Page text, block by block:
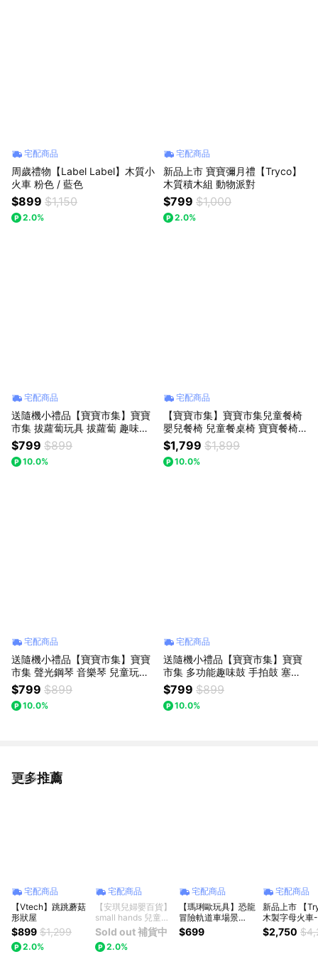
宅配商品
周歲禮物【Label Label】木質小
火車 粉色 / 藍色
$899 $1,150
2.0%
宅配商品
新品上市 寶寶彌月禮【Tryco】
木質積木組 動物派對
$799 $1,000
2.0%
宅配商品
送隨機小禮品【寶寶市集】寶寶
市集 拔蘿蔔玩具 拔蘿蔔 趣味拔
蘿蔔 九孔拔蘿蔔 毛絨拔蘿蔔 (顏
色隨機出貨)
$799 $899
10.0%
宅配商品
【寶寶市集】寶寶市集兒童餐椅
嬰兒餐椅 兒童餐桌椅 寶寶餐椅 -
不挑款出貨
$1,799 $1,899
10.0%
宅配商品
送隨機小禮品【寶寶市集】寶寶
市集 聲光鋼琴 音樂琴 兒童玩具
學習玩具 搖鈴 啟蒙玩具 (顏色隨
機出貨)
$799 $899
10.0%
宅配商品
送隨機小禮品【寶寶市集】寶寶
市集 多功能趣味鼓 手拍鼓 塞塞
樂 滾珠迷宮 打擊樂器 益智玩具
(顏色隨機出貨)
$799 $899
10.0%
更多推薦
看更多
宅配商品
【Vtech】跳跳蘑菇
形狀屋
$899 $1,299
2.0%
宅配商品
【安琪兒婦嬰百貨】
small hands 兒童小
手布書(農場篇)
Sold out 補貨中
2.0%
宅配商品
【瑪琍歐玩具】恐龍
冒險軌道車場景
組/ZX-663A
$699
宅配商品
新品上市 【
木製字母火車
組
$2,750